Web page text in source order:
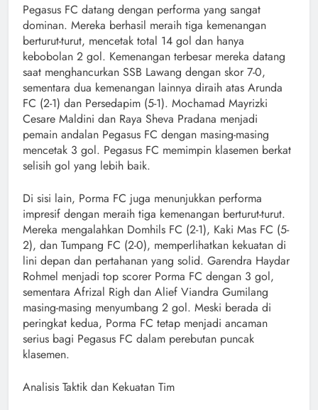
Pegasus FC datang dengan performa yang sangat
dominan. Mereka berhasil meraih tiga kemenangan
berturut-turut, mencetak total 14 gol dan hanya
kebobolan 2 gol. Kemenangan terbesar mereka datang
saat menghancurkan SSB Lawang dengan skor 7-0,
sementara dua kemenangan lainnya diraih atas Arunda
FC (2-1) dan Persedapim (5-1). Mochamad Mayrizki
Cesare Maldini dan Raya Sheva Pradana menjadi
pemain andalan Pegasus FC dengan masing-masing
mencetak 3 gol. Pegasus FC memimpin klasemen berkat
selisih gol yang lebih baik.
Di sisi lain, Porma FC juga menunjukkan performa
impresif dengan meraih tiga kemenangan berturut-turut.
Mereka mengalahkan Domhils FC (2-1), Kaki Mas FC (5-
2), dan Tumpang FC (2-0), memperlihatkan kekuatan di
lini depan dan pertahanan yang solid. Garendra Haydar
Rohmel menjadi top scorer Porma FC dengan 3 gol,
sementara Afrizal Righ dan Alief Viandra Gumilang
masing-masing menyumbang 2 gol. Meski berada di
peringkat kedua, Porma FC tetap menjadi ancaman
serius bagi Pegasus FC dalam perebutan puncak
klasemen.
Analisis Taktik dan Kekuatan Tim